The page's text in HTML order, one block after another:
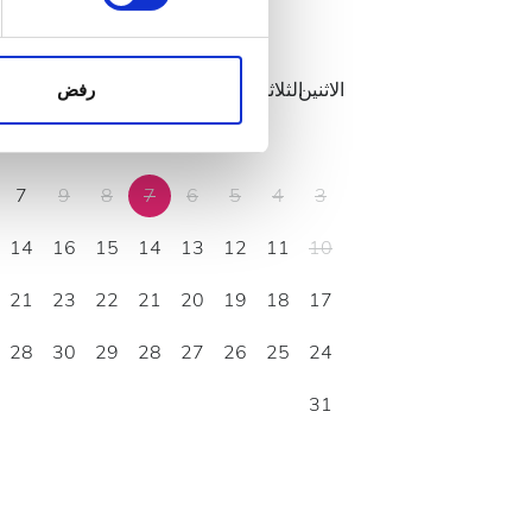
الواردة إلينا. إضافةً إلى
الإعلانات وتحليل البيانات
رفض
أغسطس2026
الاثنينالثلاثاء السبتالأحد
3
4
5
6
7
8
9
10
11
12
13
14
15
16
17
18
19
20
21
22
23
24
25
26
27
28
29
30
31
7
14
21
28